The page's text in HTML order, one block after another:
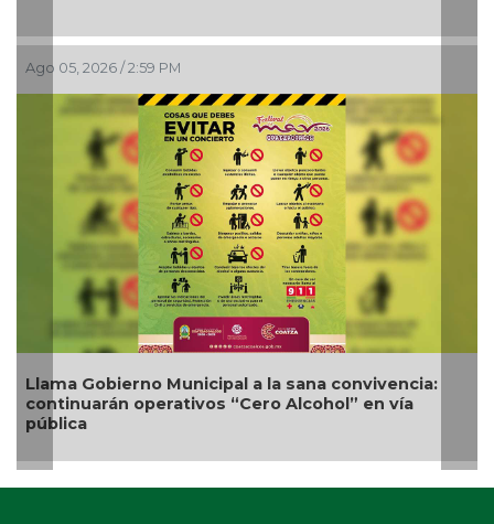
en vía
Ago 05, 2026 / 12:13 PM
Nueva oferta educativa impulsará la
competitividad turística de Veracruz